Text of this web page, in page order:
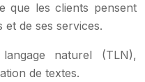
que les clients pensent
et de ses services.
naturel (TLN),
de textes.